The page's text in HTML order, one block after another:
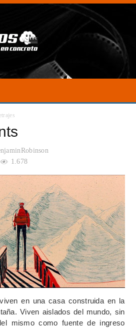
1.678
en una casa construida en la
Viven aislados del mundo, sin
mismo como fuente de ingreso